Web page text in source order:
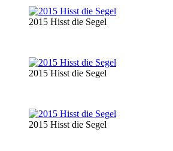
2015 Hisst die Segel
2015 Hisst die Segel
2015 Hisst die Segel